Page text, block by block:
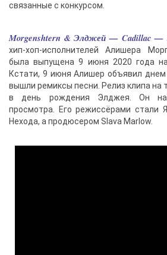
связанные с конкурсом.
Morgenshtern & Элджей — Cadillac —
хип-хоп-исполнителей Алишера
была выпущена 9 июня 2020 года
Кстати, 9 июня Алишер объявил
вышли ремиксы песни. Релиз клипа на
в день рождения Элджея. Он
просмотра. Его режиссёрами стали
Нехода, а продюсером Slava Marlow.